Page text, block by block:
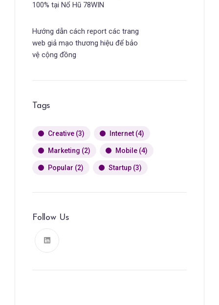
100% tại Nổ Hũ 78WIN
Hướng dẫn cách report các trang
web giả mạo thương hiệu để bảo
vệ cộng đồng
Tags
Creative (3) Internet (4)
Marketing (2) Mobile (4)
Popular (2) Startup (3)
Follow Us